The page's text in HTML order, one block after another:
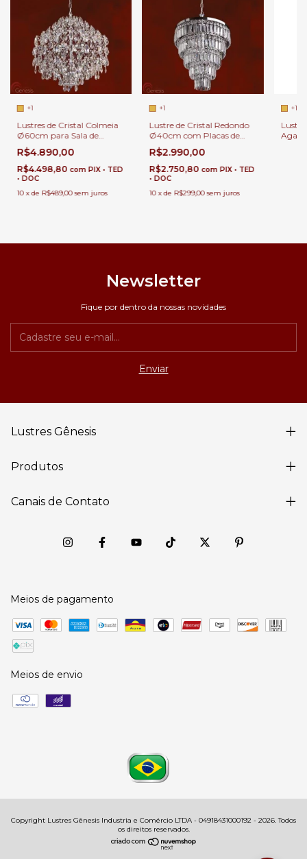
+1
Lustres de Cristal Colmeia
Ø60cm para Sala de
Jantar.
R$4.890,00
R$4.498,80 com PIX • TED
• DOC
10 xde R$489,00 sem juros
+1
Lustre de Cristal Redondo
Ø40cm com Placas de
Cristal para Sala de Estar e
Jantar
R$2.990,00
R$2.750,80 com PIX • TED
• DOC
10 xde R$299,00 sem juros
+1
Newsletter
Fique por dentro da nossas novidades
Lustres Gênesis
Produtos
Canais de Contato
Meios de pagamento
Meios de envio
Copyright Lustres Gênesis Industria e Comércio LTDA - 04918431000192 - 2026. Todos
os direitos reservados.